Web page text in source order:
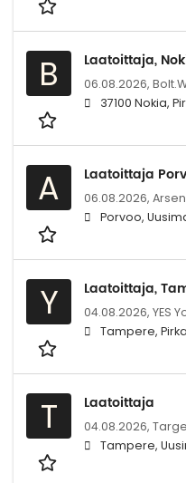
B Laatoittaja,
06.08.2026,
37100 Nokia,
A Laatoittaja
06.08.2026,
Porvoo,
Y Laatoittaja,
04.08.2026, YES
Tampere,
T Laatoittaja
04.08.2026,
Tampere,